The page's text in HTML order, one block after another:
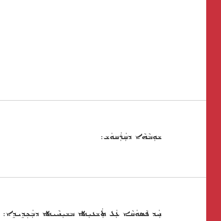
ܫܘܼܡܵܗܵܐ ܕܩܲܪܲܩܘܿܫ:
ܚܲܕ ܦܵܣܘܿܩܵܐ ܥܲܠ ܬܲܫܥܝܼܬܐ ܡܫܝܼܚܵܝܬܐ ܕܒܲܟ݂ܕܹܝܕܹܐ: